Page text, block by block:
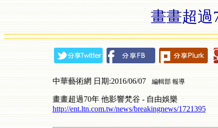
畫畫超過
中華藝術網 日期:2016/06/07 編輯部 報導
畫畫超過70年 他影響梵谷 - 自由娛樂
http://ent.ltn.com.tw/news/breakingnews/1721395